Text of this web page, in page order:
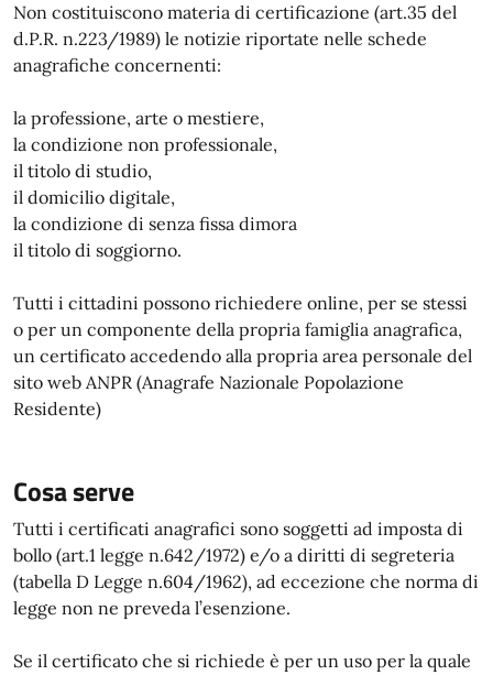
Non costituiscono materia di certificazione (art.35 del
d.P.R. n.223/1989) le notizie riportate nelle schede
anagrafiche concernenti:
la professione, arte o mestiere,
la condizione non professionale,
il titolo di studio,
il domicilio digitale,
la condizione di senza fissa dimora
il titolo di soggiorno.
Tutti i cittadini possono richiedere online, per se stessi
o per un componente della propria famiglia anagrafica,
un certificato accedendo alla propria area personale del
sito web ANPR (Anagrafe Nazionale Popolazione
Residente)
Cosa serve
Tutti i certificati anagrafici sono soggetti ad imposta di
bollo (art.1 legge n.642/1972) e/o a diritti di segreteria
(tabella D Legge n.604/1962), ad eccezione che norma di
legge non ne preveda l’esenzione.
Se il certificato che si richiede è per un uso per la quale